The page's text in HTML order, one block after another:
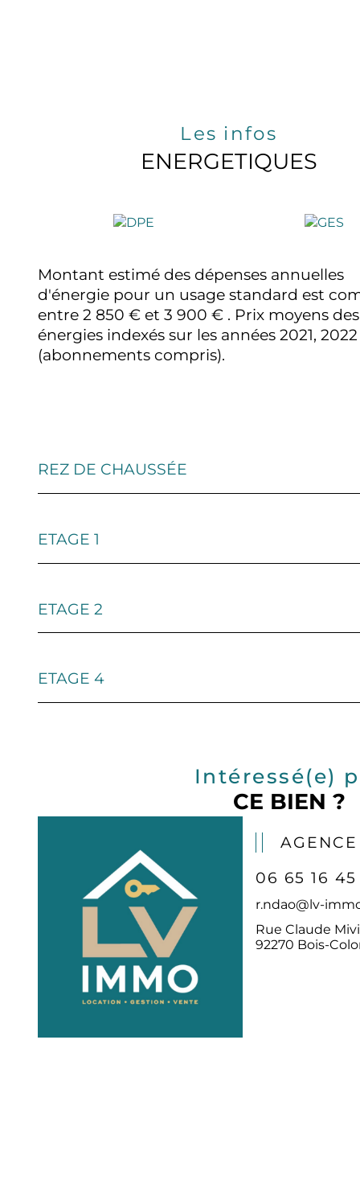
Les infos
ENERGETIQUES
Montant estimé des dépenses annuelles
d'énergie pour un usage standard est
entre 2 850 € et 3 900 € . Prix moyens des
énergies indexés sur les années 2021,
(abonnements compris).
REZ DE CHAUSSÉE
ETAGE 1
ETAGE 2
ETAGE 4
Intéressé(e)
CE BIEN ?
06 65 16 45
r.ndao@lv-
Rue Claude
92270 Bois-